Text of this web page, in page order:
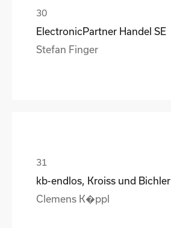
ElectronicPartner Handel SE
Stefan Finger
kb-endlos, Kroiss und Bichler
Clemens K�ppl